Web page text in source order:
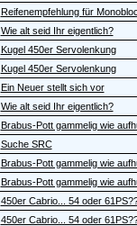
Reifenempfehlung für
Wie alt seid Ihr eigentlich?
Kugel 450er Servolenkung
Kugel 450er Servolenkung
Ein Neuer stellt sich vor
Wie alt seid Ihr eigentlich?
Brabus-Pott gammelig wie
Suche SRC
Brabus-Pott gammelig wie
Brabus-Pott gammelig wie
450er Cabrio... 54 oder
450er Cabrio... 54 oder